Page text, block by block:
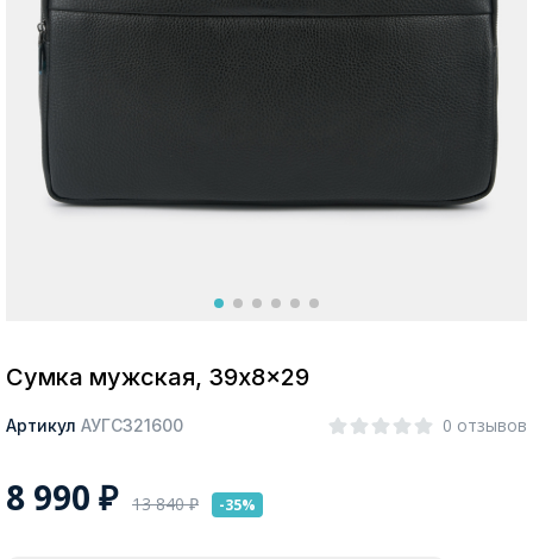
Сумка мужская, 39x8x29
Артикул АУГС321600 0 отзывов
8 990 ₽ 13 840₽ -35%